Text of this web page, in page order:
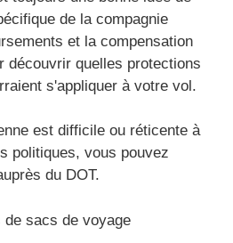
de la compagnie
et la compensation
découvrir quelles protections
s'appliquer à votre vol.
est difficile ou réticente à
politiques, vous pouvez
du DOT.
sacs de voyage